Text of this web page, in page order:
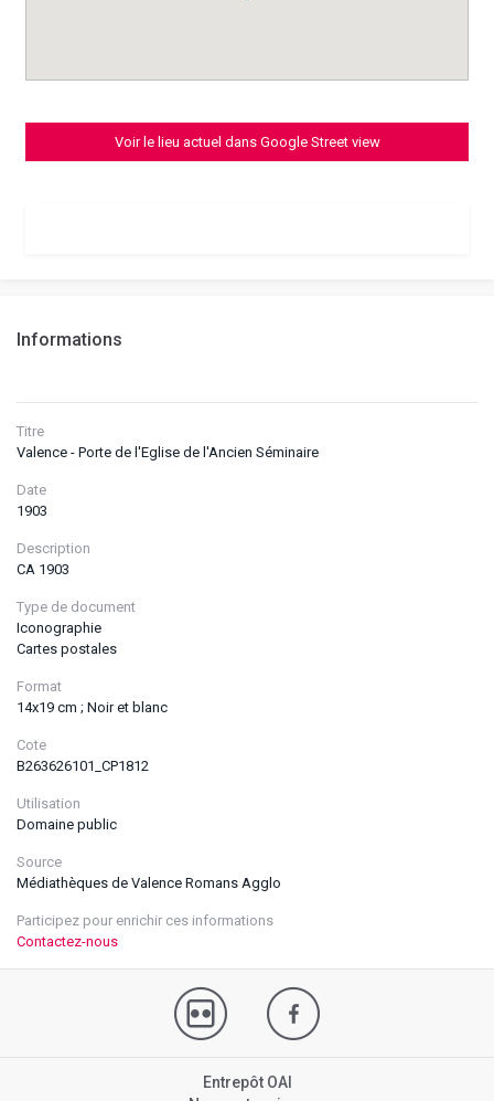
Informations
Titre
Valence - Porte de l'Eglise de l'Ancien Séminaire
Date
1903
Description
CA 1903
Type de document
Iconographie
Cartes postales
Format
14x19 cm ; Noir et blanc
Cote
B263626101_CP1812
Utilisation
Domaine public
Source
Médiathèques de Valence Romans Agglo
Participez pour enrichir ces informations
Contactez-nous
Voir le lieu actuel dans Google Street view
Entrepôt OAI